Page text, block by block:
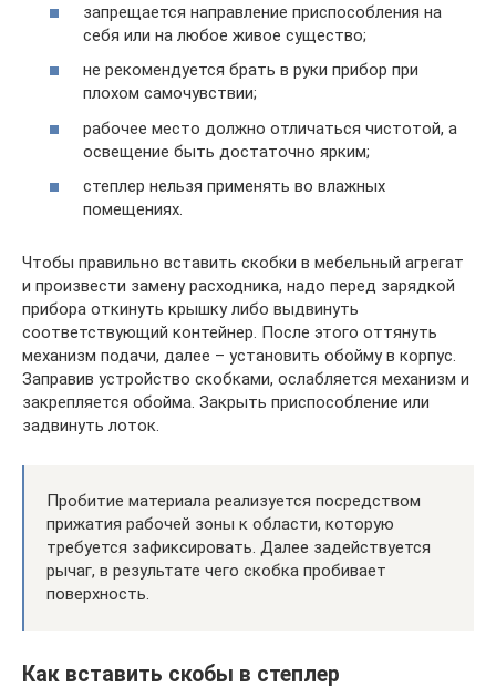
запрещается направление приспособления на
себя или на любое живое существо;
не рекомендуется брать в руки прибор при
плохом самочувствии;
рабочее место должно отличаться чистотой, а
освещение быть достаточно ярким;
степлер нельзя применять во влажных
помещениях.
Чтобы правильно вставить скобки в мебельный агрегат
и произвести замену расходника, надо перед зарядкой
прибора откинуть крышку либо выдвинуть
соответствующий контейнер. После этого оттянуть
механизм подачи, далее – установить обойму в корпус.
Заправив устройство скобками, ослабляется механизм и
закрепляется обойма. Закрыть приспособление или
задвинуть лоток.
Пробитие материала реализуется посредством
прижатия рабочей зоны к области, которую
требуется зафиксировать. Далее задействуется
рычаг, в результате чего скобка пробивает
поверхность.
Как вставить скобы в степлер